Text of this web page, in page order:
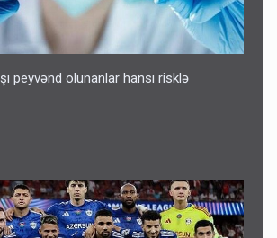
peyvənd olunanlar hansı risklə